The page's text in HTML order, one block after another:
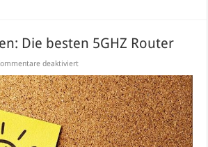
Die besten 5GHZ Router
deaktiviertfür
aufbauen:
Die
besten
5GHZ
Router